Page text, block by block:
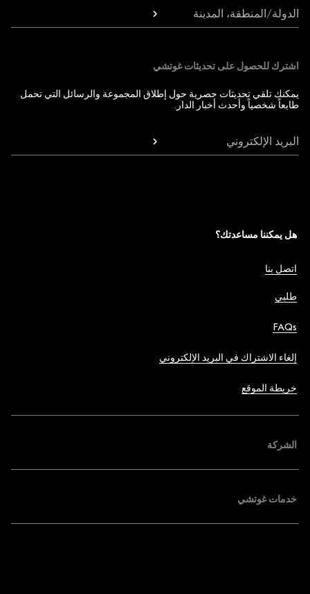
الدولة/المنطقة، المدينة
اشترك للحصول على تحديثات غوتشي
يمكنك تلقي تحديثات حصرية حول إطلاق المجموعة والرسائل التي تحمل
طابعاً شخصياً وأحدث أخبار الدار.
البريد الإلكتروني
هل يمكننا مساعدتك؟
اتصل بنا
طلبي
FAQs
إلغاء الاشتراك في البريد الإلكتروني
خريطة الموقع
الشركة
خدمات غوتشي